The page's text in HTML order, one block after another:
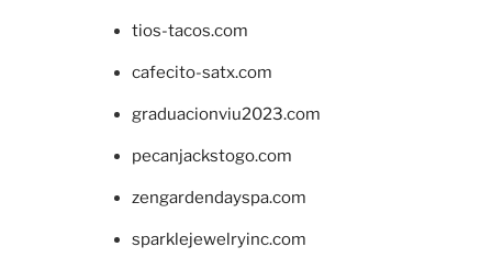
tios-tacos.com
cafecito-satx.com
graduacionviu2023.com
pecanjackstogo.com
zengardendayspa.com
sparklejewelryinc.com